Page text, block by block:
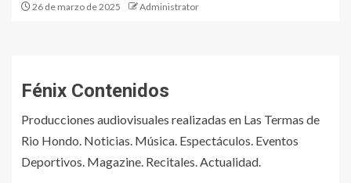
26 de marzo de 2025 Administrator
Fénix Contenidos
Producciones audiovisuales realizadas en Las Termas de
Rio Hondo. Noticias. Música. Espectáculos. Eventos
Deportivos. Magazine. Recitales. Actualidad.